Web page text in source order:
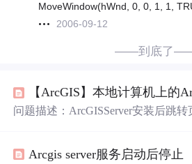
MoveWindow(hWnd, 0, 0, 1, 1,
2006-09-12
——到底了
问题描述：ArcGISServer安装后跳
面一次安装的路径和前面的一样，或
Arcgis server服务启动后停止